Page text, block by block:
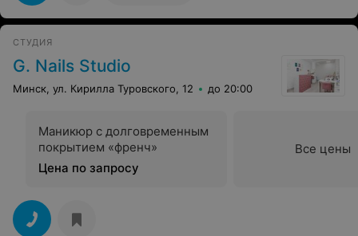
СТУДИЯ
G. Nails Studio
Минск, ул. Кирилла Туровского, 12 до 20:00
Маникюр с долговременным
покрытием «френч»
Цена по запросу
Все цены